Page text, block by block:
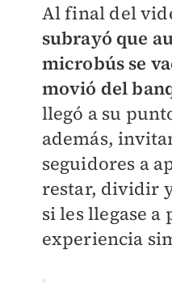
Al final del
subrayó que
microbús se
movió del
llegó a su
además,
seguidores a
restar, dividir
si les llegase a
experiencia